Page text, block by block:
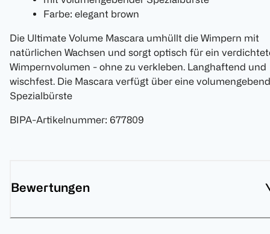
Farbe: elegant brown
Die Ultimate Volume Mascara umhüllt die Wimpern mit
natürlichen Wachsen und sorgt optisch für ein
Wimpernvolumen - ohne zu verkleben. Langhaftend und
wischfest. Die Mascara verfügt über eine
Spezialbürste
BIPA-Artikelnummer: 677809
Bewertungen